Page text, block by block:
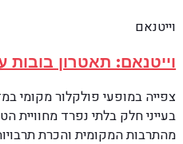
וייטנאם
וייטנאם: תאטרון בובות
צפייה במופעי פולקלור מקומי
בעייני חלק בלתי נפרד מחוויית
מהתרבות המקומית והכרת